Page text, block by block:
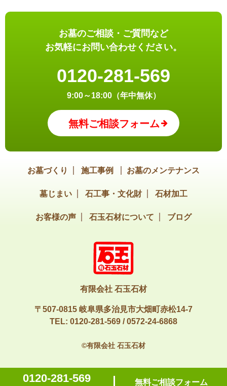
お墓のご相談・ご質問など
お気軽にお問い合わせください。
0120-281-569
9:00～18:00（年中無休）
無料ご相談フォーム
お墓づくり 施工事例 お墓のメンテナンス
墓じまい 石工事・文化財 石材加工
お客様の声 石玉石材について ブログ
有限会社 石玉石材
〒507-0815 岐阜県多治見市大畑町赤松14-7
TEL: 0120-281-569 /0572-24-6868
©有限会社 石玉石材
0120-281-569 無料ご相談フォーム